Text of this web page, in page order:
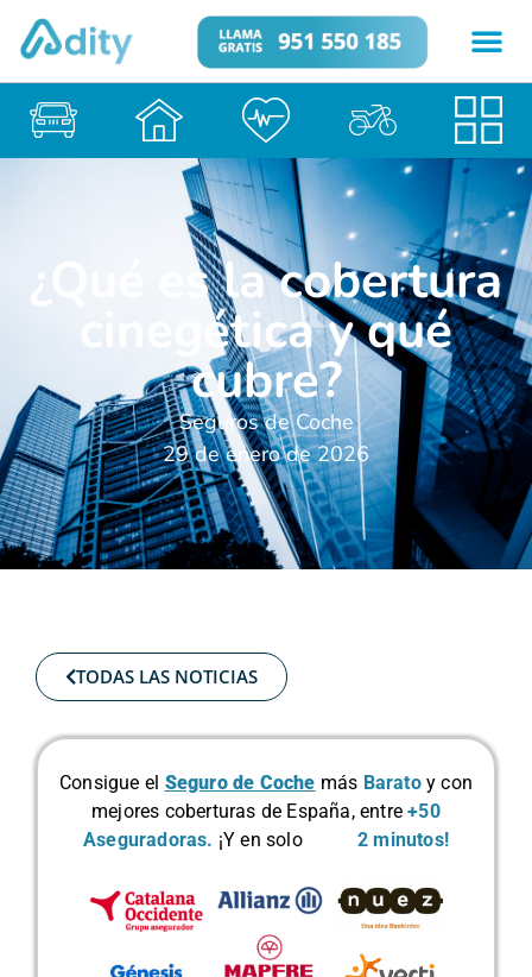
¿Qué es la cobertura
cinegética y qué
cubre?
Seguros de Coche
29 de enero de 2026
TODAS LAS NOTICIAS
Consigue el Seguro de Coche más Baratoy con
mejores coberturas de España, entre+50
Aseguradoras. ¡Y en solo 2 minutos!